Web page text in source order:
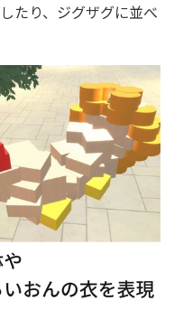
たり、ジグザグに並べ